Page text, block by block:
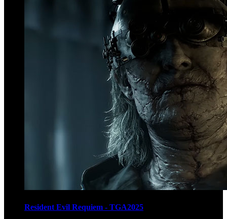
Resident Evil Requiem - TGA2025